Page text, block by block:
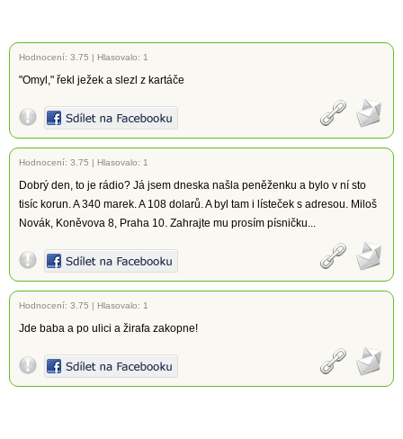
Hodnocení: 3.75 | Hlasovalo: 1
"Omyl," řekl ježek a slezl z kartáče
Hodnocení: 3.75 | Hlasovalo: 1
Dobrý den, to je rádio? Já jsem dneska našla peněženku a bylo v ní sto
tisíc korun. A 340 marek. A 108 dolarů. A byl tam i lísteček s adresou. Miloš
Novák, Koněvova 8, Praha 10. Zahrajte mu prosím písničku...
Hodnocení: 3.75 | Hlasovalo: 1
Jde baba a po ulici a žirafa zakopne!